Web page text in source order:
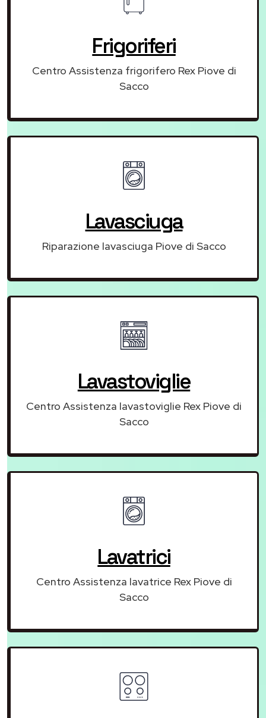
Frigoriferi
Centro Assistenza frigorifero Rex Piove di
Sacco
Lavasciuga
Riparazione lavasciuga Piove di Sacco
Lavastoviglie
Centro Assistenza lavastoviglie Rex Piove di
Sacco
Lavatrici
Centro Assistenza lavatrice Rex Piove di
Sacco